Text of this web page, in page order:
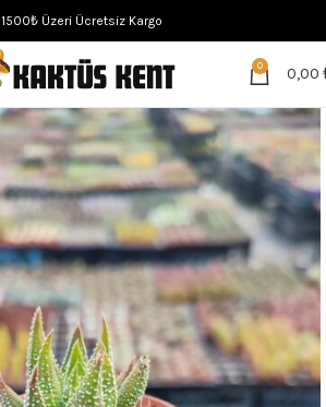
1500₺ Üzeri Ücretsiz Kargo
0 0,00